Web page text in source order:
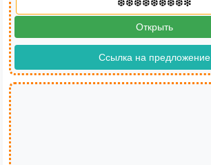
Открыть
Ссылка на предложение